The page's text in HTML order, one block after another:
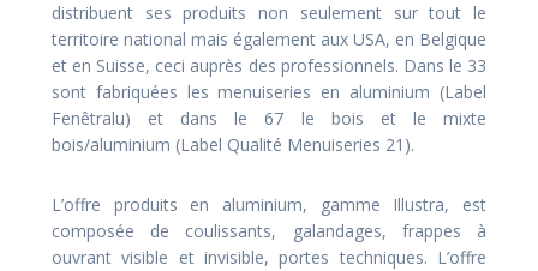
distribuent ses produits non seulement sur tout le
territoire national mais également aux USA, en Belgique
et en Suisse, ceci auprès des professionnels. Dans le 33
sont fabriquées les menuiseries en aluminium (Label
Fenêtralu) et dans le 67 le bois et le mixte
bois/aluminium (Label Qualité Menuiseries 21).
L’offre produits en aluminium, gamme Illustra, est
composée de coulissants, galandages, frappes à
ouvrant visible et invisible, portes techniques. L’offre